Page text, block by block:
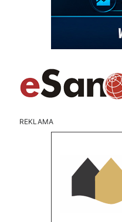
REKLAMA